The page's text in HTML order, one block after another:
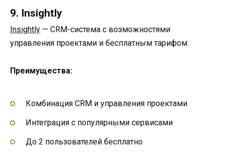
9. Insightly
Insightly — CRM-система с возможностями
управления проектами и бесплатным тарифом.
Преимущества:
Комбинация CRM и управления проектами
Интеграция с популярными сервисами
До 2 пользователей бесплатно